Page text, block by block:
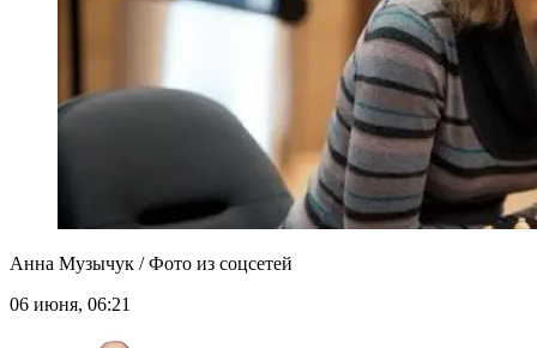
Анна Музычук / Фото из соцсетей
06 июня, 06:21